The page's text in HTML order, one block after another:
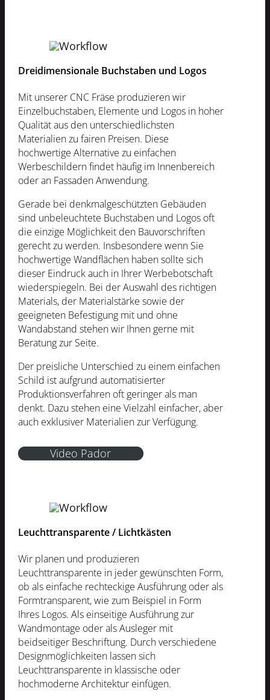
Dreidimensionale Buchstaben und Logos
Mit unserer CNC Fräse produzieren wir
Einzelbuchstaben, Elemente und Logos in hoher
Qualität aus den unterschiedlichsten
Materialien zu fairen Preisen. Diese
hochwertige Alternative zu einfachen
Werbeschildern findet häufig im Innenbereich
oder an Fassaden Anwendung.
Gerade bei denkmalgeschützten Gebäuden
sind unbeleuchtete Buchstaben und Logos oft
die einzige Möglichkeit den Bauvorschriften
gerecht zu werden. Insbesondere wenn Sie
hochwertige Wandflächen haben sollte sich
dieser Eindruck auch in Ihrer Werbebotschaft
wiederspiegeln. Bei der Auswahl des richtigen
Materials, der Materialstärke sowie der
geeigneten Befestigung mit und ohne
Wandabstand stehen wir Ihnen gerne mit
Beratung zur Seite.
Der preisliche Unterschied zu einem einfachen
Schild ist aufgrund automatisierter
Produktionsverfahren oft geringer als man
denkt. Dazu stehen eine Vielzahl einfacher, aber
auch exklusiver Materialien zur Verfügung.
Video Pador
Leuchttransparente / Lichtkästen
Wir planen und produzieren
Leuchttransparente in jeder gewünschten Form,
ob als einfache rechteckige Ausführung oder als
Formtransparent, wie zum Beispiel in Form
Ihres Logos. Als einseitige Ausführung zur
Wandmontage oder als Ausleger mit
beidseitiger Beschriftung. Durch verschiedene
Designmöglichkeiten lassen sich
Leuchttransparente in klassische oder
hochmoderne Architektur einfügen.